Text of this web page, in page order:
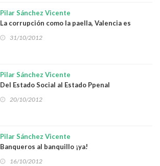
Pilar Sánchez Vicente
La corrupción como la paella, Valencia es
España
31/10/2012
Pilar Sánchez Vicente
Del Estado Social al Estado Ppenal
20/10/2012
Pilar Sánchez Vicente
Banqueros al banquillo ¡ya!
16/10/2012